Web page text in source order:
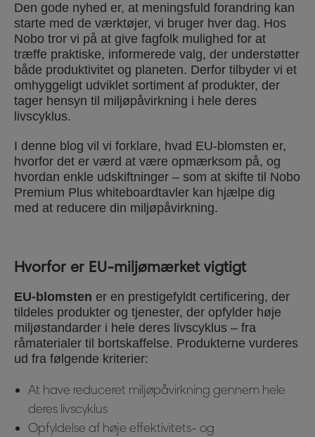
Den gode nyhed er, at meningsfuld forandring kan
starte med de værktøjer, vi bruger hver dag. Hos
Nobo tror vi på at give fagfolk mulighed for at
træffe praktiske, informerede valg, der understøtter
både produktivitet og planeten. Derfor tilbyder vi et
omhyggeligt udviklet sortiment af produkter, der
tager hensyn til miljøpåvirkning i hele deres
livscyklus.
I denne blog vil vi forklare, hvad EU-blomsten er,
hvorfor det er værd at være opmærksom på, og
hvordan enkle udskiftninger – som at skifte til Nobo
Premium Plus whiteboardtavler kan hjælpe dig
med at reducere din miljøpåvirkning.
Hvorfor er EU-miljømærket vigtigt
EU-blomsten er en prestigefyldt certificering, der
tildeles produkter og tjenester, der opfylder høje
miljøstandarder i hele deres livscyklus – fra
råmaterialer til bortskaffelse. Produkterne vurderes
ud fra følgende kriterier:
At have reduceret miljøpåvirkning gennem hele
deres livscyklus
Opfyldelse af høje effektivitets- og